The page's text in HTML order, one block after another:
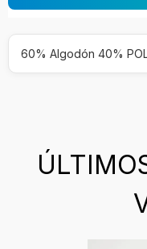
60% Algodón 40%